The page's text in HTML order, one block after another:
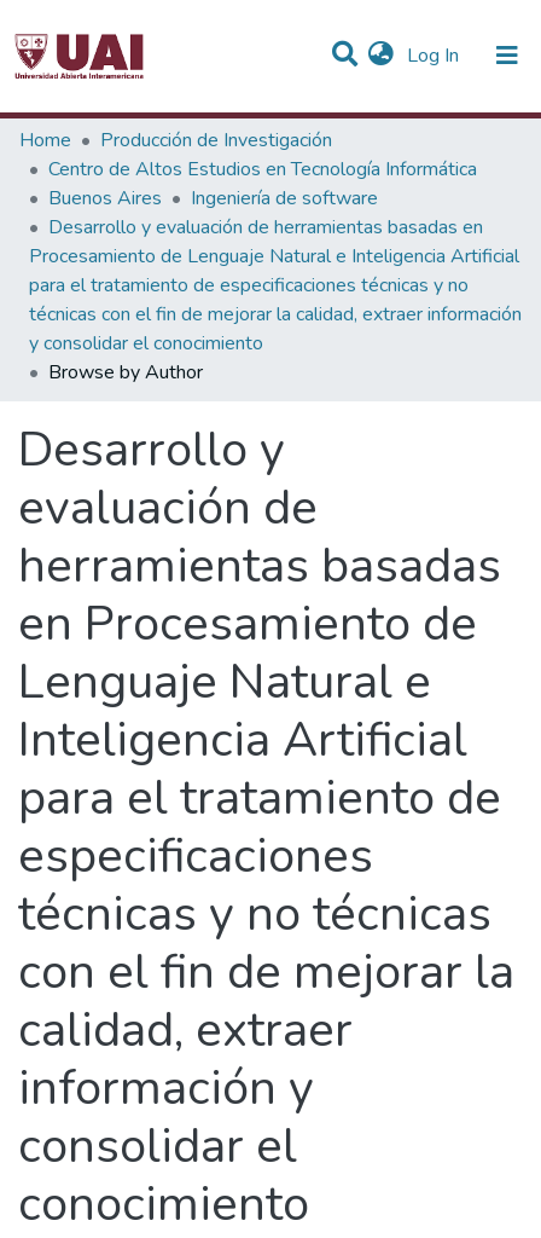
Log In (current)
Communities & Collections
All of DSpace
Home
Producción de Investigación
Centro de Altos Estudios en Tecnología Informática
Buenos Aires
Ingeniería de software
Desarrollo y evaluación de herramientas basadas en
Procesamiento de Lenguaje Natural e Inteligencia Artificial
para el tratamiento de especificaciones técnicas y no
técnicas con el fin de mejorar la calidad, extraer información
y consolidar el conocimiento
Browse by Author
Desarrollo y
evaluación de
herramientas basadas
en Procesamiento de
Lenguaje Natural e
Inteligencia Artificial
para el tratamiento de
especificaciones
técnicas y no técnicas
con el fin de mejorar la
calidad, extraer
información y
consolidar el
conocimiento